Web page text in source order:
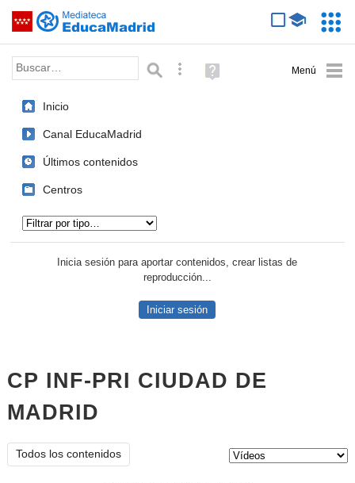
Saltar navegación
Palabra o frase: Búsqueda avanzada
Ayuda
(en
Inicio
Canal EducaMadrid
Últimos contenidos
Centros
Inicia sesión para aportar contenidos, crear listas de
reproducción...
Iniciar sesión
CP INF-PRI CIUDAD DE
MADRID
Todos los contenidos